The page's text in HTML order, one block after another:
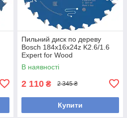
Пильний диск по дереву
Bosch 184x16x24z K2.6/1.6
Expert for Wood
В наявності
2 110 ₴ 2 345 ₴
Купити